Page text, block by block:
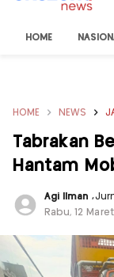
HOME
HOME NEWS
Tabrakan
Hantam
Agi Ilman,
Rabu, 12